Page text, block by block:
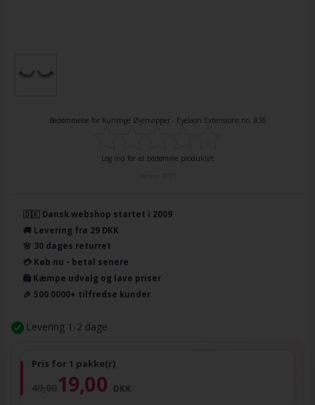
Bedømmelse for Kunstige Øjenvipper - Eyelash Extensions no. 836
Log ind for at bedømme produktet
🇩🇰 Dansk webshop startet i 2009
🚚 Levering fra 29 DKK
🌸 30 dages returret
💳 Køb nu - betal senere
🛍️ Kæmpe udvalg og lave priser
🎉 500.0000+ tilfredse kunder
Levering 1-2 dage
Pris for 1 pakke(r)
19,00 DKK